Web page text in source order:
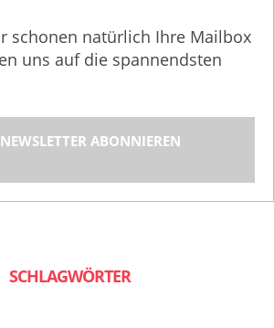
schonen natürlich Ihre Mailbox
uns auf die spannendsten
NEWSLETTER ABONNIEREN
SCHLAGWÖRTER